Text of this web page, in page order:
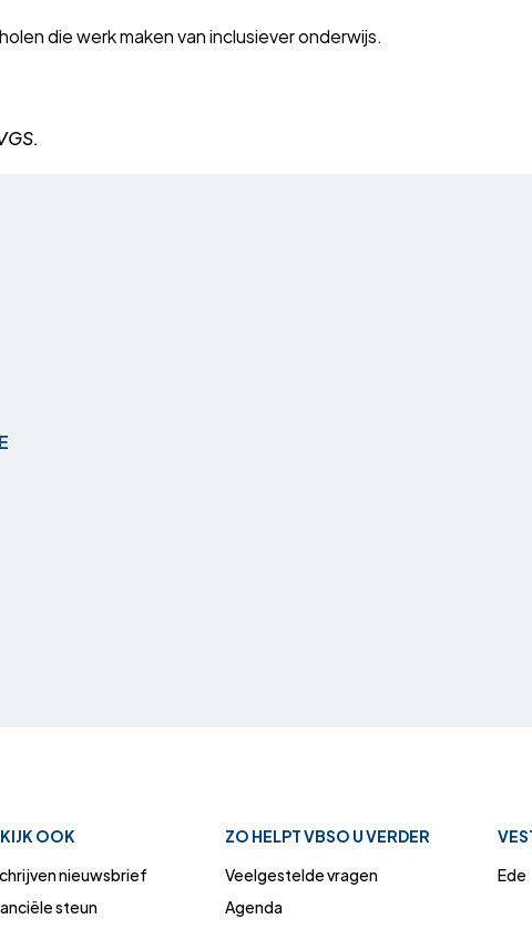
die werk maken van inclusiever onderwijs.
OOK
nieuwsbrief
steun
ZO HELPT VBSO U VERDER
Veelgestelde vragen
Agenda
Ede